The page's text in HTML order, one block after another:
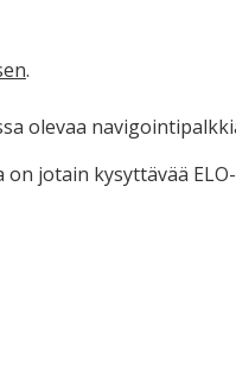
.
olevaa
on jotain kysyttävää